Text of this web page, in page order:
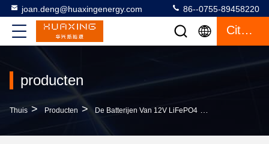
joan.deng@huaxingenergy.com 86--0755-89458220
Citaat
producten
Thuis > Producten > De Batterijen Van 12V LiFePO4 >